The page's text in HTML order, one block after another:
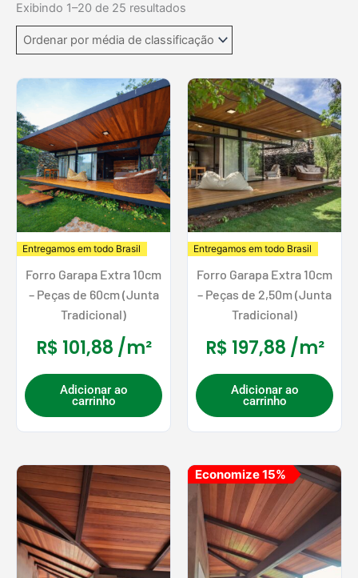
Exibindo 1–20 de 25 resultados
rating
Entregamos em todo Brasil
Forro Garapa Extra 10cm
– Peças de 60cm (Junta
Tradicional)
R$ 101,88 /m²
Adicionar ao
carrinho
Entregamos em todo Brasil
Forro Garapa Extra 10cm
– Peças de 2,50m (Junta
Tradicional)
R$ 197,88 /m²
Adicionar ao
carrinho
Economize 15%
O
preço
original
era:
R$ 239,42.
O
preço
atual
é:
R$